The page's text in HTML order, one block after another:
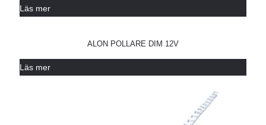
Läs mer
ALON POLLARE DIM 12V
Läs mer